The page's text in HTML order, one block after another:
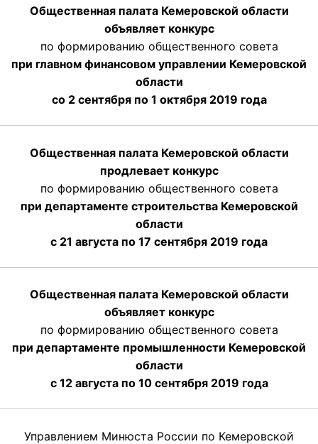
Общественная палата Кемеровской области
объявляет конкурс
по формированию общественного совета
при главном финансовом управлении Кемеровской
области
со 2 сентября по 1 октября 2019 года
Общественная палата Кемеровской области
продлевает конкурс
по формированию общественного совета
при департаменте строительства Кемеровской
области
с 21 августа по 17 сентября 2019 года
Общественная палата Кемеровской области
объявляет конкурс
по формированию общественного совета
при департаменте промышленности Кемеровской
области
с 12 августа по 10 сентября 2019 года
Управлением Минюста России по Кемеровской